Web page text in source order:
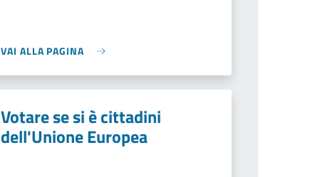
VAI ALLA PAGINA
Votare se si è cittadini
dell'Unione Europea